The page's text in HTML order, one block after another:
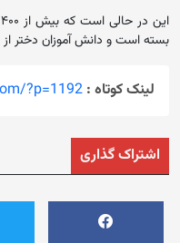
بسته است و دانش آموزان دختر از صنف ۷ الی ۱۲ از آموزش
لینک کوتاه : ?p=1192
اشتراک گذاری